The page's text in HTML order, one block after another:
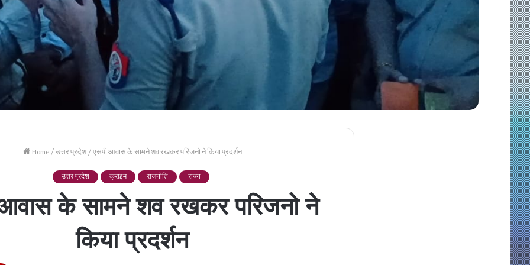
Home / उत्तर प्रदेश / एसपी आवास के सामने शव रखकर परिजनो ने किया प्रदर्शन
उत्तर प्रदेश क्राइम राजनीति राज्य
के सामने शव रखकर परिजनो ने
किया प्रदर्शन